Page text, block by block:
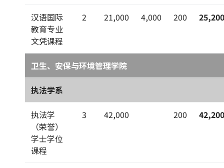
汉语国际
教育专业
文凭课程
2 21,000 4,000 200 25,200
卫生、安保与环境管理学院
执法学系
执法学
（荣誉）
学士学位
课程
3 42,000 200 42,200